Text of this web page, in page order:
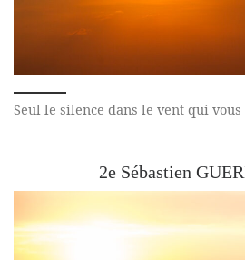
Seul le silence dans le vent qui
2e Sébastien